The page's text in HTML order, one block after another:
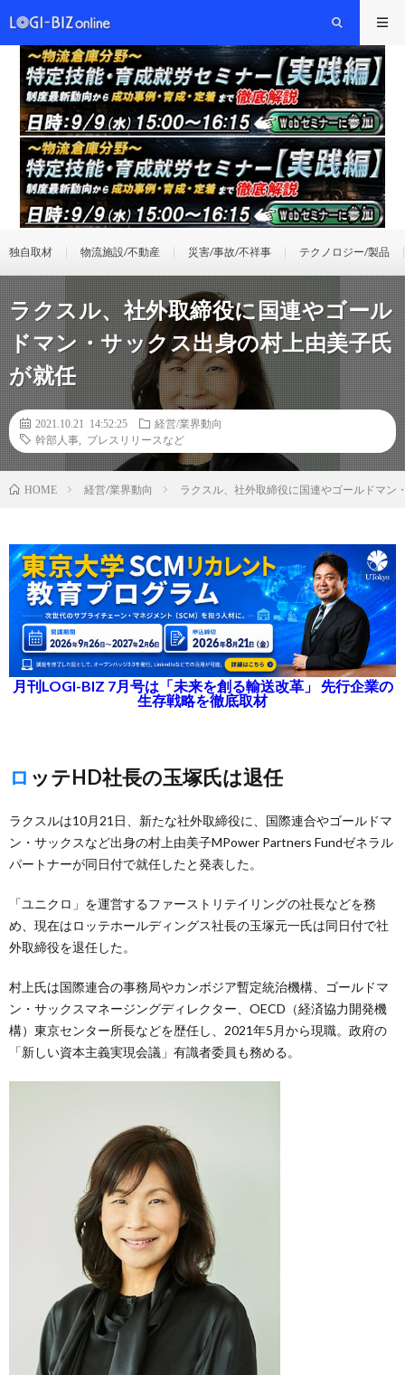
独自取材 物流施設/不動産 災害/事故/不祥事 テクノロジー/製品
ラクスル、社外取締役に国連やゴール
ドマン・サックス出身の村上由美子氏
が就任
2021.10.21 14:52:25
経営/業界動向
幹部人事
プレスリリースなど
HOME 経営/業界動向 ラクスル、社外取締役に国連やゴールドマン
月刊LOGI-BIZ 7月号は「未来を創る輸送改革」 先行企業の
生存戦略を徹底取材
ロッテHD社長の玉塚氏は退任
ラクスルは10月21日、新たな社外取締役に、国際連合やゴールドマ
ン・サックスなど出身の村上由美子MPower Partners Fundゼネラル
パートナーが同日付で就任したと発表した。
「ユニクロ」を運営するファーストリテイリングの社長などを務
め、現在はロッテホールディングス社長の玉塚元一氏は同日付で社
外取締役を退任した。
村上氏は国際連合の事務局やカンボジア暫定統治機構、ゴールドマ
ン・サックスマネージングディレクター、OECD（経済協力開発機
構）東京センター所長などを歴任し、2021年5月から現職。政府の
「新しい資本主義実現会議」有識者委員も務める。